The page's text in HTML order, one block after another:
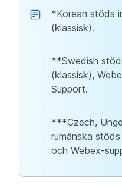
*Korean stöds
(klassisk).
**Swedish
(klassisk),
Support.
***Czech,
rumänska
och Webex-